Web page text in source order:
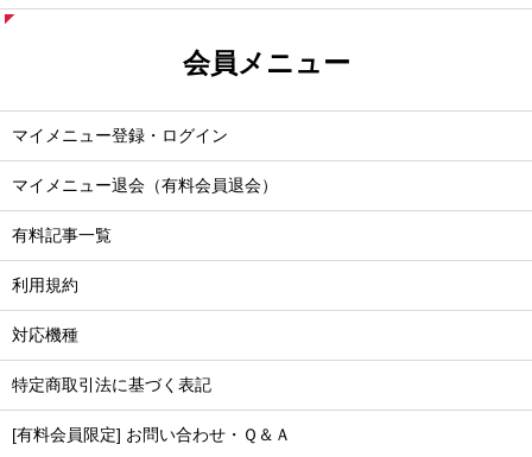
会員メニュー
マイメニュー登録・ログイン
マイメニュー退会（有料会員退会）
有料記事一覧
利用規約
対応機種
特定商取引法に基づく表記
[有料会員限定] お問い合わせ・Ｑ＆Ａ